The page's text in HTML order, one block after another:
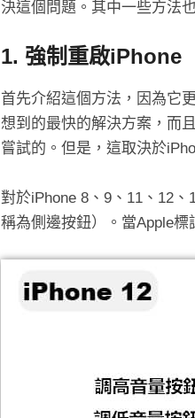
決這個問題。其中一些方法
1. 強制重啟iPhone
首先介紹這個方法，因為它
想到的最快的解決方案，而
嘗試的。但是，這取決於
對於iPhone 8、9、11、12
稱為側邊按鈕）。當Apple標